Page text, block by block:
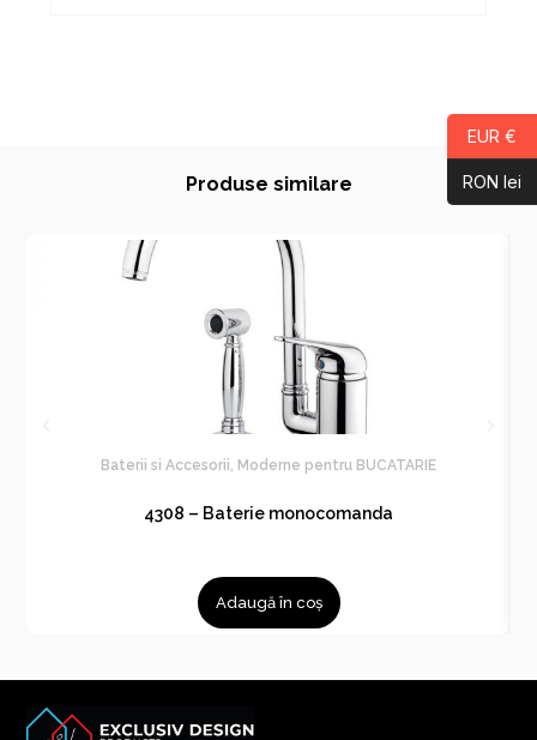
Produse similare
Baterii si Accesorii Moderne pentru BUCATARIE
4308 – Baterie monocomanda
Adaugă în coș
EUR €
RON lei